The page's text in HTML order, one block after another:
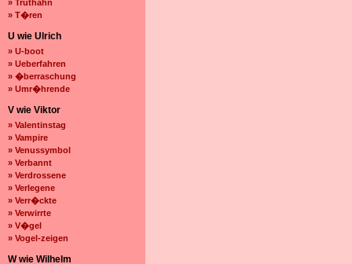
» Truthahn
» T�ren
U wie Ulrich
» U-boot
» Ueberfahren
» �berraschung
» Umr�hrende
V wie Viktor
» Valentinstag
» Vampire
» Venussymbol
» Verbannt
» Verdrossene
» Verlegene
» Verr�ckte
» Verwirrte
» V�gel
» Vogel-zeigen
W wie Wilhelm